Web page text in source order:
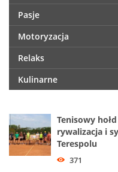
Pasje
Motoryzacja
Relaks
Kulinarne
Tenisowy
rywalizacja i
Terespolu
371